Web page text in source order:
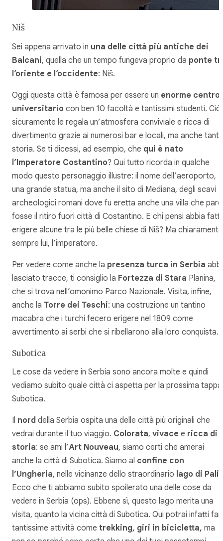
Niš
Sei appena arrivato in una delle città più antiche dei
Balcani, quella che un tempo fungeva proprio da ponte
l’oriente e l’occidente: Niš.
Oggi questa città è famosa per essere un enorme centro
universitario con ben 10 facoltà e tantissimi studenti. Ciò
sicuramente le regala un’atmosfera conviviale e ricca di
divertimento grazie ai numerosi bar e locali, ma anche tanta
storia. Se ti dicessi, ad esempio, che qui è nato
l’Imperatore Costantino? Qui tutto ricorda in qualche
modo questo personaggio illustre: il nome dell’aeroporto,
una grande statua, ma anche il sito di Mediana, degli scavi
archeologici romani dove fu eretta anche una villa che pare
fosse il ritiro fuori città di Costantino. E chi pensi abbia
erigere alcune tra le più belle chiese di Niš? Ma chiaramente
sempre lui, l’imperatore.
Per vedere come anche la presenza turca in Serbia
lasciato tracce, ti consiglio la Fortezza di Stara Planina,
che si trova nell’omonimo Parco Nazionale. Visita, infine,
anche la Torre dei Teschi: una costruzione un tantino
macabra che i turchi fecero erigere nel 1809 come
avvertimento ai serbi che si ribellarono alla loro conquista.
Subotica
Le cose da vedere in Serbia sono ancora molte e quindi
vediamo subito quale città ci aspetta per la prossima
Subotica.
Il nord della Serbia ospita una delle città più originali che
vedrai durante il tuo viaggio. Colorata, vivace e ricca di
storia: se ami l’Art Nouveau, siamo certi che amerai
anche la città di Subotica. Siamo al confine con
l’Ungheria, nelle vicinanze dello straordinario lago di Palić
Ecco che ti abbiamo subito spoilerato una delle cose da
vedere in Serbia (ops). Ebbene sì, questo lago merita una
visita, quanto la vicina città di Subotica. Qui potrai infatti
tantissime attività come trekking, giri in bicicletta, ma